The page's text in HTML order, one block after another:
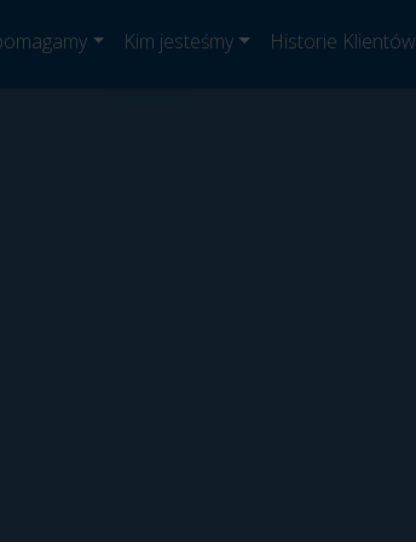
Kim jesteśmy Historie Klientów